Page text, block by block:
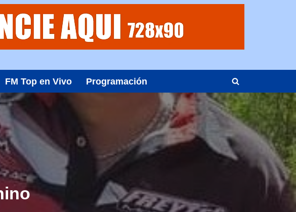
FM Top en Vivo Programación